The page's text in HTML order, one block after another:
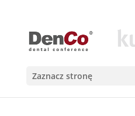
Zaznacz stronę